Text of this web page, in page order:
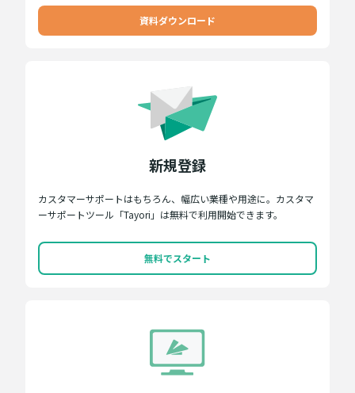
資料ダウンロード
新規登録
カスタマーサポートはもちろん、幅広い業種や用途に。カスタマ
ーサポートツール「Tayori」は無料で利用開始できます。
無料でスタート